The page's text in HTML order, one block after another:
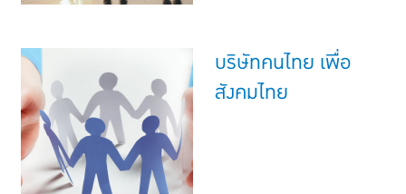
บริษัทคนไทย เพื่อ
สังคมไทย